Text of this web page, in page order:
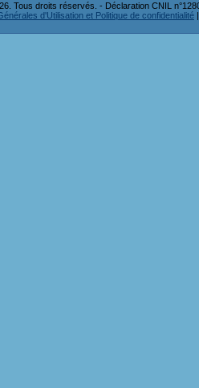
Tous droits réservés. - Déclaration CNIL
d'Utilisation et Politique de confidentialité